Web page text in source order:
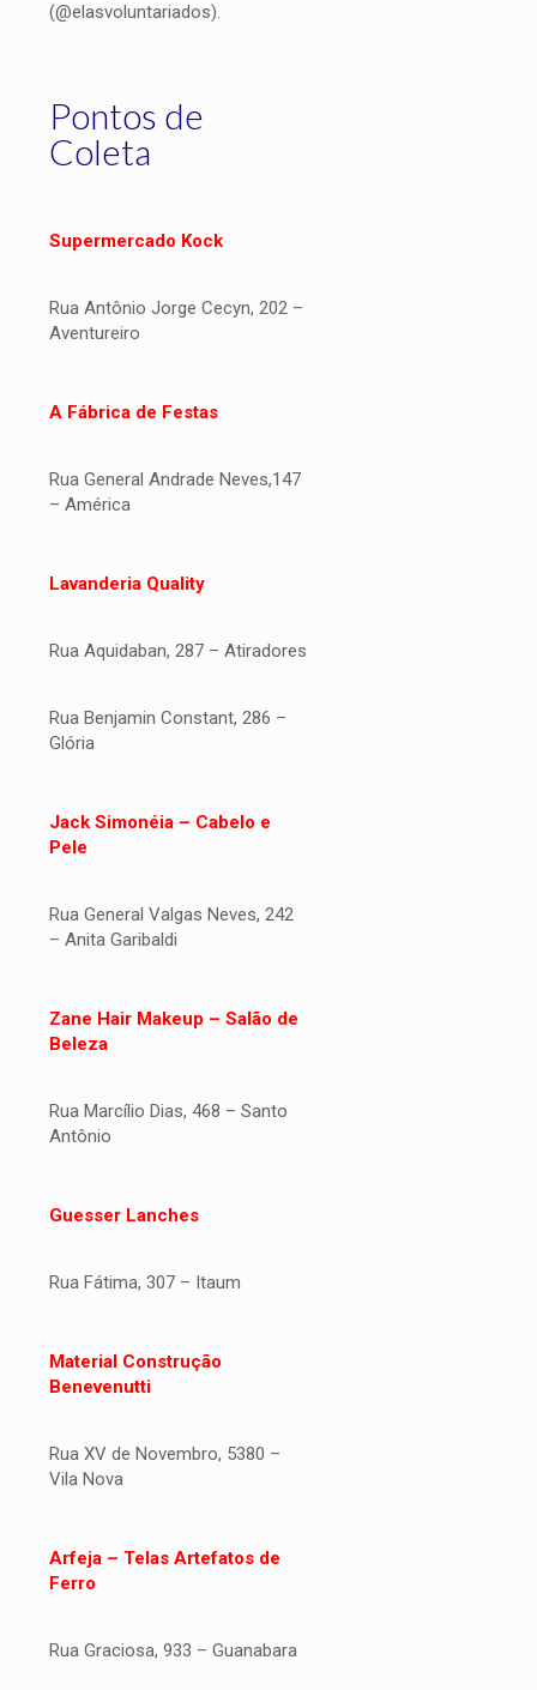
(@elasvoluntariados).
Pontos de
Coleta
Supermercado Kock
Rua Antônio Jorge Cecyn, 202 –
Aventureiro
A Fábrica de Festas
Rua General Andrade Neves,147
– América
Lavanderia Quality
Rua Aquidaban, 287 – Atiradores
Rua Benjamin Constant, 286 –
Glória
Jack Simonéia – Cabelo e
Pele
Rua General Valgas Neves, 242
– Anita Garibaldi
Zane Hair Makeup – Salão de
Beleza
Rua Marcílio Dias, 468 – Santo
Antônio
Guesser Lanches
Rua Fátima, 307 – Itaum
Material Construção
Benevenutti
Rua XV de Novembro, 5380 –
Vila Nova
Arfeja – Telas Artefatos de
Ferro
Rua Graciosa, 933 – Guanabara